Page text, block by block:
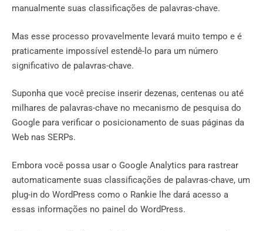
manualmente suas classificações de palavras-chave.
Mas esse processo provavelmente levará muito tempo e é
praticamente impossível estendê-lo para um número
significativo de palavras-chave.
Suponha que você precise inserir dezenas, centenas ou até
milhares de palavras-chave no mecanismo de pesquisa do
Google para verificar o posicionamento de suas páginas da
Web nas SERPs.
Embora você possa usar o Google Analytics para rastrear
automaticamente suas classificações de palavras-chave, um
plug-in do WordPress como o Rankie lhe dará acesso a
essas informações no painel do WordPress.